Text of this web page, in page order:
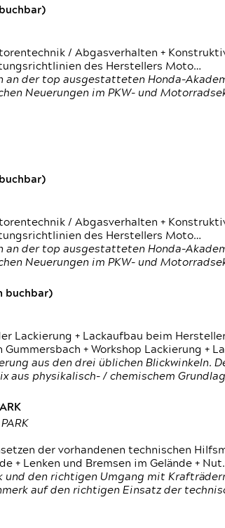
/ Abgasverhalten +
des Herstellers Moto…
an der top ausgestatteten Honda-
Neuerungen im PKW- und
/ Abgasverhalten +
des Herstellers Moto…
an der top ausgestatteten Honda-
Neuerungen im PKW- und
buchbar)
Lackierung + Lackaufbau beim
+ Workshop Lackierung +
aus den drei üblichen Blickwinkeln.
aus physikalisch- / chemischem
der vorhandenen technischen
+ Lenken und Bremsen im Gelände +
und den richtigen Umgang mit
auf den richtigen Einsatz der